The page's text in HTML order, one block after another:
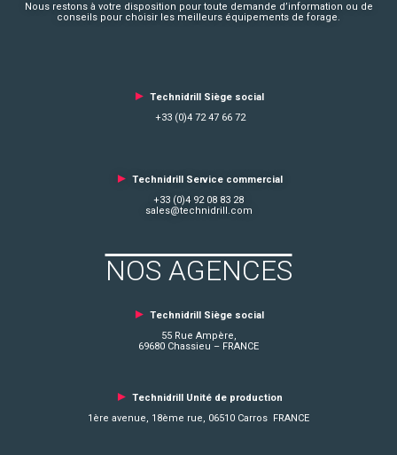
Nous restons à votre disposition pour toute demande d’information ou de
conseils pour choisir les meilleurs équipements de forage.
► Technidrill Siège social
+33 (0)4 72 47 66 72
► Technidrill Service commercial
+33 (0)4 92 08 83 28
sales@technidrill.com
NOS AGENCES
► Technidrill Siège social
55 Rue Ampère,
69680 Chassieu – FRANCE
► Technidrill Unité de production
1ère avenue, 18ème rue, 06510 Carros FRANCE